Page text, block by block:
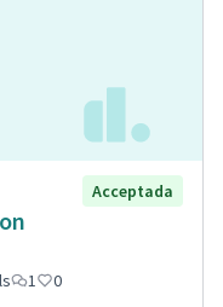
Acceptada
1 0